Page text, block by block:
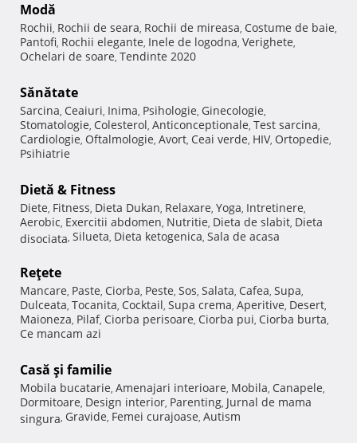
Modă
Rochii, Rochii de seara, Rochii de mireasa, Costume de baie,
Pantofi, Rochii elegante, Inele de logodna, Verighete,
Ochelari de soare, Tendinte 2020
Sănătate
Sarcina, Ceaiuri, Inima, Psihologie, Ginecologie,
Stomatologie, Colesterol, Anticonceptionale, Test sarcina,
Cardiologie, Oftalmologie, Avort, Ceai verde, HIV, Ortopedie,
Psihiatrie
Dietă & Fitness
Diete, Fitness, Dieta Dukan, Relaxare, Yoga, Intretinere,
Aerobic, Exercitii abdomen, Nutritie, Dieta de slabit, Dieta
disociata, Silueta, Dieta ketogenica, Sala de acasa
Reţete
Mancare, Paste, Ciorba, Peste, Sos, Salata, Cafea, Supa,
Dulceata, Tocanita, Cocktail, Supa crema, Aperitive, Desert,
Maioneza, Pilaf, Ciorba perisoare, Ciorba pui, Ciorba burta,
Ce mancam azi
Casă şi familie
Mobila bucatarie, Amenajari interioare, Mobila, Canapele,
Dormitoare, Design interior, Parenting, Jurnal de mama
singura, Gravide, Femei curajoase, Autism